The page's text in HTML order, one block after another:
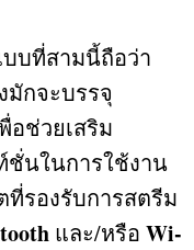
บที่สามนี้ถือว่า
มักจะบรรจุ
อช่วยเสริม
ชั่นในการใช้งาน
รองรับการสตรีม
และ/หรือ Wi-